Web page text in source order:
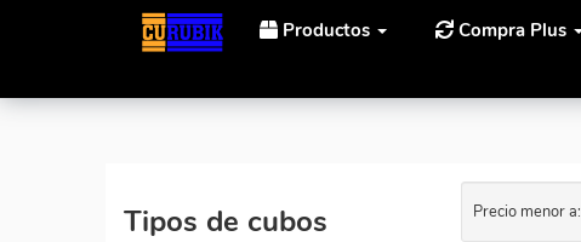
Productos Compra Plus
Tipos de cubos Precio menor a: